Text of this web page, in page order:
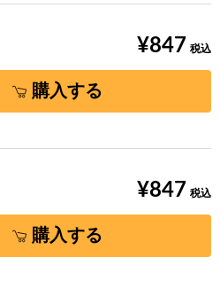
¥847
購入する
¥847
購入する